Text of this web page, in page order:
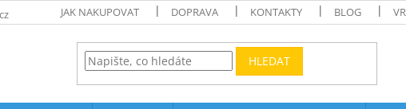
JAK NAKUPOVAT DOPRAVA KONTAKTY BLOG
HLEDAT